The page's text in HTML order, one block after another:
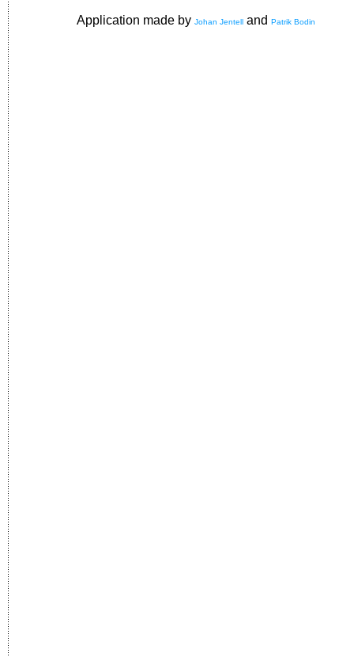
Application made by Johan Jentell and Patrik Bodin